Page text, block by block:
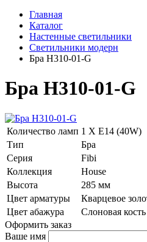
Главная
Каталог
Настенные светильники
Светильники модерн
Бра H310-01-G
Бра H310-01-G
Количество ламп 1 Х E14 (40W)
Тип
Бра
Серия
Fibi
Коллекция
House
Высота
285 мм
Цвет арматуры
Кварцевое
Цвет абажура
Слоновая кость
Оформить заказ
Ваше имя